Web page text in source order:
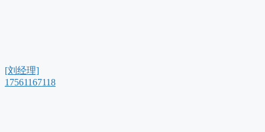
[刘经理]
17561167118